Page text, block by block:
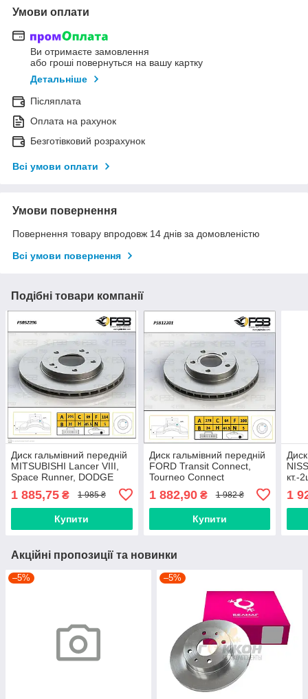
Умови оплати
Ви отримаєте замовлення
або гроші повернуться на вашу картку
Детальніше
Післяплата
Оплата на рахунок
Безготівковий розрахунок
Всі умови оплати
Умови повернення
Повернення товару впродовж 14 днів за домовленістю
Всі умови повернення
Подібні товари компанії
Диск гальмівний передній
MITSUBISHI Lancer VIII,
Space Runner, DODGE
Caliber ¦кт.-2шт."Air Cooled"
1 885,75 ₴ 1 985 ₴
Купити
Диск гальмівний передній
FORD Transit Connect,
Tourneo Connect
кт.-2шт."Air Cooled" [PSB
Туреччина], PSB12201
1 882,90₴ 1 982 ₴
Купити
кт.-
1
Акційні пропозиції та новинки
–5% –5%